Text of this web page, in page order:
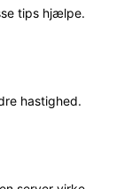
tips hjælpe.
hastighed.